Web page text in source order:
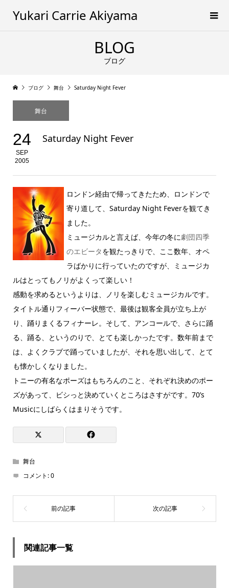
Yukari Carrie Akiyama
BLOG
ブログ
ブログ 舞台 Saturday Night Fever
舞台
24
SEP
2005
Saturday Night Fever
ロンドン経由で帰ってきたため、ロンドンで
寄り道して、Saturday Night Feverを観てき
ました。
ミュージカルと言えば、今年の冬に劇団四季
のエビータを観たっきりで、ここ数年、オペ
ラばかりに行っていたのですが、ミュージカ
ルはとってもノリがよくって楽しい！
感動を求めるというよりは、ノリを楽しむミュージカルです。
タイトル通りフィーバー状態で、最後は観客全員が立ち上が
り、踊りまくるフィナーレ。そして、アンコールで、さらに踊
る、踊る、というのりで、とても楽しかったです。数年前まで
は、よくクラブで踊っていましたが、それを思い出して、とて
も懐かしくなりました。
トニーの有名なポーズはもちろんのこと、それぞれ決めのポー
ズがあって、ビシっと決めていくところはさすがです。70’s
Musicにしばらくはまりそうです。
舞台
コメント:0
関連記事一覧